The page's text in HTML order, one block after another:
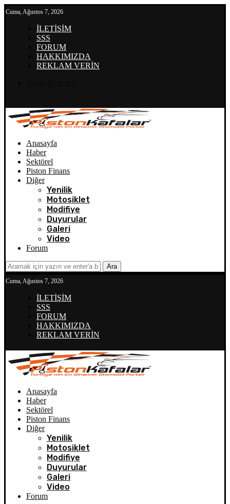
Cuma, Ağustos 7, 2026
İLETİŞİM
SSS
FORUM
HAKKIMIZDA
REKLAM VERİN
Anasayfa
Haber
Sektörel
Piston Finans
Diğer
Yenilik
Motosiklet
Modifiye
Duyurular
Galeri
Video
Forum
Ara
Cuma, Ağustos 7, 2026
İLETİŞİM
SSS
FORUM
HAKKIMIZDA
REKLAM VERİN
Anasayfa
Haber
Sektörel
Piston Finans
Diğer
Yenilik
Motosiklet
Modifiye
Duyurular
Galeri
Video
Forum